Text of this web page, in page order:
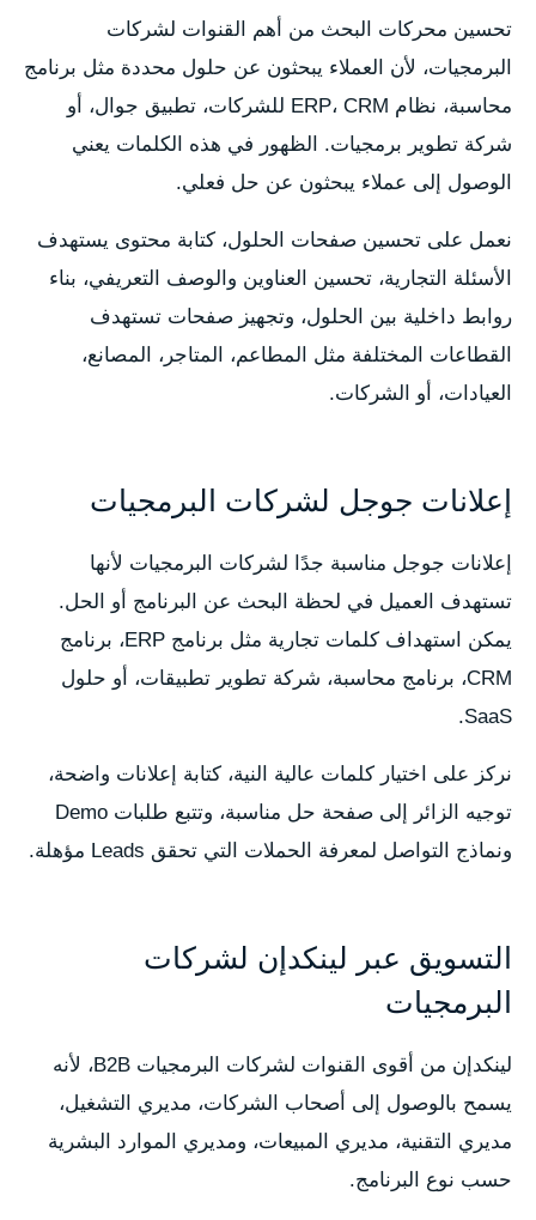
تحسين محركات البحث من أهم القنوات لشركات
البرمجيات، لأن العملاء يبحثون عن حلول محددة مثل برنامج
محاسبة، نظام ERP، CRM للشركات، تطبيق جوال، أو
شركة تطوير برمجيات. الظهور في هذه الكلمات يعني
الوصول إلى عملاء يبحثون عن حل فعلي.
نعمل على تحسين صفحات الحلول، كتابة محتوى يستهدف
الأسئلة التجارية، تحسين العناوين والوصف التعريفي، بناء
روابط داخلية بين الحلول، وتجهيز صفحات تستهدف
القطاعات المختلفة مثل المطاعم، المتاجر، المصانع،
العيادات، أو الشركات.
إعلانات جوجل لشركات البرمجيات
إعلانات جوجل مناسبة جدًا لشركات البرمجيات لأنها
تستهدف العميل في لحظة البحث عن البرنامج أو الحل.
يمكن استهداف كلمات تجارية مثل برنامج ERP، برنامج
CRM، برنامج محاسبة، شركة تطوير تطبيقات، أو حلول
SaaS.
نركز على اختيار كلمات عالية النية، كتابة إعلانات واضحة،
توجيه الزائر إلى صفحة حل مناسبة، وتتبع طلبات Demo
ونماذج التواصل لمعرفة الحملات التي تحقق Leads مؤهلة.
التسويق عبر لينكدإن لشركات
البرمجيات
لينكدإن من أقوى القنوات لشركات البرمجيات B2B، لأنه
يسمح بالوصول إلى أصحاب الشركات، مديري التشغيل،
مديري التقنية، مديري المبيعات، ومديري الموارد البشرية
حسب نوع البرنامج.